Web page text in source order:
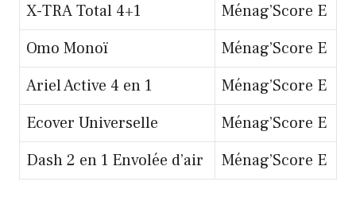
X-TRA Total 4+1
Ménag’Score E
Omo Monoï
Ménag’Score E
Ariel Active 4 en 1
Ménag’Score E
Ecover Universelle
Ménag’Score E
Dash 2 en 1 Envolée d’air
Ménag’Score E